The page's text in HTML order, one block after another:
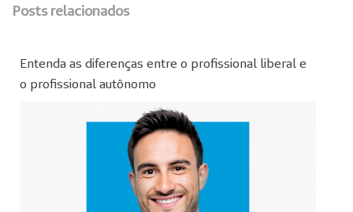
Posts relacionados
Entenda as diferenças entre o profissional liberal e
o profissional autônomo